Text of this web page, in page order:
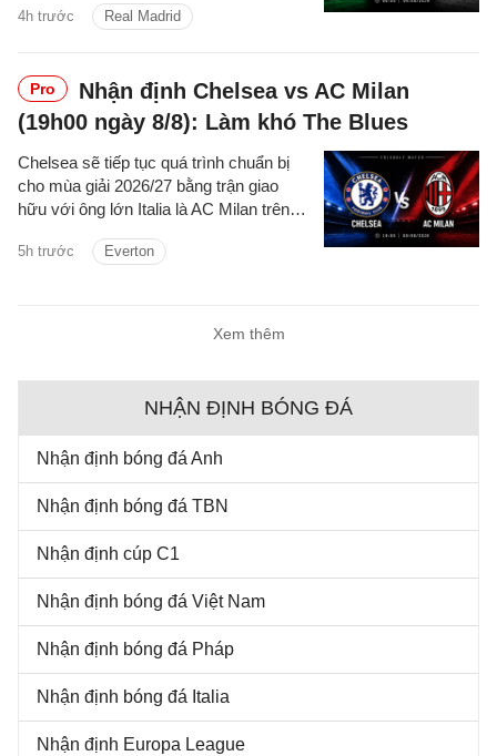
4h trước Real Madrid
thứ Bảy.
Pro
Nhận định Chelsea vs AC Milan
(19h00 ngày 8/8): Làm khó The Blues
5h trước Everton
Chelsea sẽ tiếp tục quá trình chuẩn bị
cho mùa giải 2026/27 bằng trận giao
hữu với ông lớn Italia là AC Milan trên
Bảy.
Xem thêm
NHẬN ĐỊNH BÓNG ĐÁ
Nhận định bóng đá Anh
Nhận định bóng đá TBN
Nhận định cúp C1
Nhận định bóng đá Việt Nam
Nhận định bóng đá Pháp
Nhận định bóng đá Italia
Nhận định Europa League